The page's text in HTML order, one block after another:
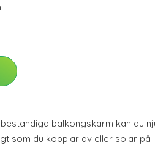
balkongskärm kan du
som du kopplar av eller solar på